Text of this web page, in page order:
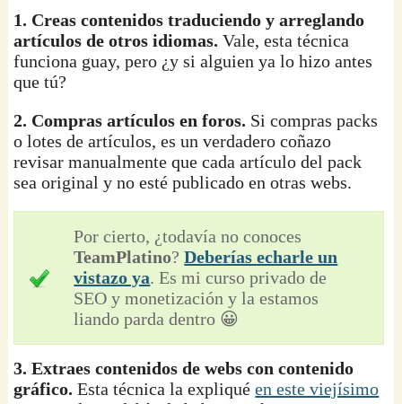
1. Creas contenidos traduciendo y arreglando
artículos de otros idiomas. Vale, esta técnica
funciona guay, pero ¿y si alguien ya lo hizo antes
que tú?
2. Compras artículos en foros. Si compras packs
o lotes de artículos, es un verdadero coñazo
revisar manualmente que cada artículo del pack
sea original y no esté publicado en otras webs.
Por cierto, ¿todavía no conoces
TeamPlatino?Deberías echarle un
vistazo ya. Es mi curso privado de
SEO y monetización y la estamos
liando parda dentro 😀
3. Extraes contenidos de webs con contenido
gráfico. Esta técnica la expliquéen este viejísimo